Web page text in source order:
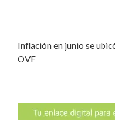
Inflación en junio se
OVF